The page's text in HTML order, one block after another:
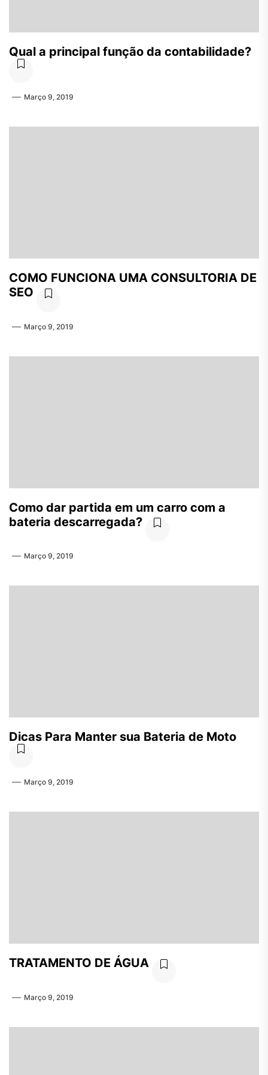
Qual a principal função da contabilidade?
Março 9, 2019
COMO FUNCIONA UMA CONSULTORIA DE
SEO
Março 9, 2019
Como dar partida em um carro com a
bateria descarregada?
Março 9, 2019
Dicas Para Manter sua Bateria de Moto
Março 9, 2019
TRATAMENTO DE ÁGUA
Março 9, 2019